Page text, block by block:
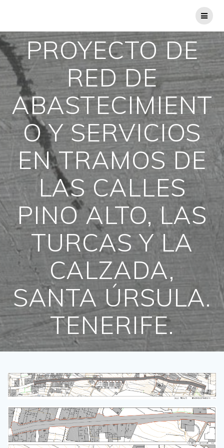
PROYECTO DE
RED DE
ABASTECIMIENT
O Y SERVICIOS
EN TRAMOS DE
LAS CALLES
PINO ALTO, LAS
TURCAS Y LA
CALZADA,
SANTA ÚRSULA.
TENERIFE.